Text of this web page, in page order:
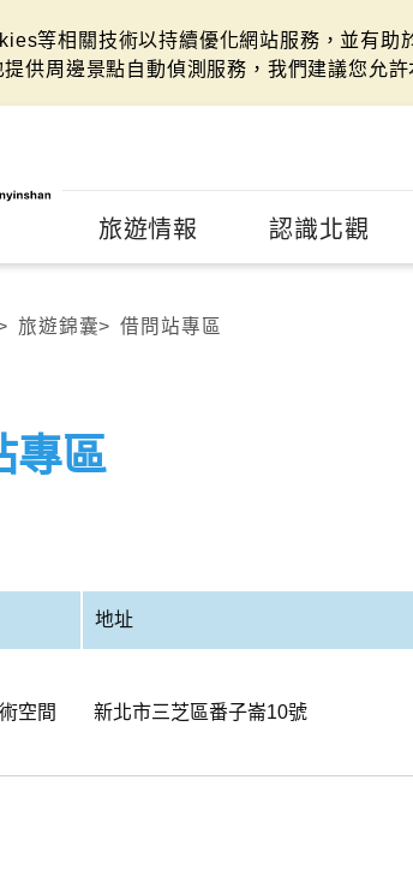
等相關技術以持續優化網站服務，並有
供周邊景點自動偵測服務，我們建議您允
旅遊情報 認識北觀
旅遊錦囊 借問站專區
專區
地址
空間 新北市三芝區番子崙10號